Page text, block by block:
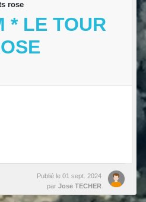
rose
* LE TOUR
Publié le 01 sept. 2024
par Jose TECHER